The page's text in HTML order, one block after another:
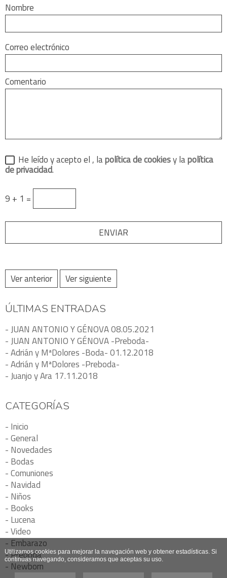
Nombre
Correo electrónico
Comentario
He leído y acepto el, lapolítica de cookiesy lapolítica
de privacidad.
9 + 1 =
Ver anterior Ver siguiente
ÚLTIMAS ENTRADAS
- JUAN ANTONIO Y GÉNOVA 08.05.2021
- JUAN ANTONIO Y GÉNOVA -Preboda-
- Adrián y MªDolores -Boda- 01.12.2018
- Adrián y MªDolores -Preboda-
- Juanjo y Ara 17.11.2018
CATEGORÍAS
- Inicio
- General
- Novedades
- Bodas
- Comuniones
- Navidad
- Niños
- Books
- Lucena
- Video
- Embarazo
- Preboda
- Newborn
Utilizamos cookies para mejorar la navegación web y obtener estadísticas. Si
continuas navegando, consideramos que aceptas su uso.